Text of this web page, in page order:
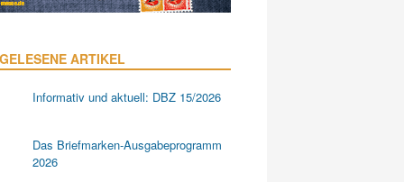
ARTIKEL
Informativ und aktuell: DBZ 15/2026
Das Briefmarken-Ausgabeprogramm
2026